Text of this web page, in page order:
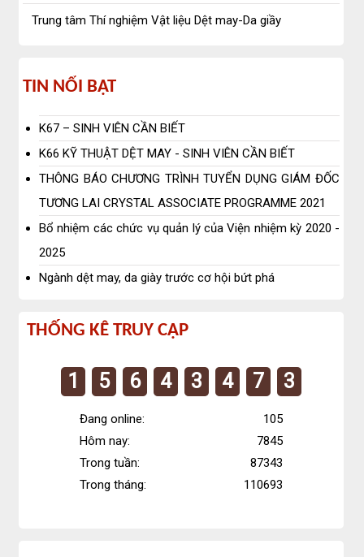
tâm
Trung tâm Thí nghiệm Vật liệu Dệt may-Da giầy
Tin
nổi
bật
TIN NỔI BẬT
K67 – SINH VIÊN CẦN BIẾT
K66 KỸ THUẬT DỆT MAY - SINH VIÊN CẦN BIẾT
THÔNG BÁO CHƯƠNG TRÌNH TUYỂN DỤNG GIÁM ĐỐC
TƯƠNG LAI CRYSTAL ASSOCIATE PROGRAMME 2021
Bổ nhiệm các chức vụ quản lý của Viện nhiệm kỳ 2020 -
2025
Ngành dệt may, da giày trước cơ hội bứt phá
Thống
truy
THỐNG KÊ TRUY CẬP
1 5 6 4 3 4 7 3
Đang online:
105
Hôm nay:
7845
Trong tuần:
87343
Trong tháng:
110693